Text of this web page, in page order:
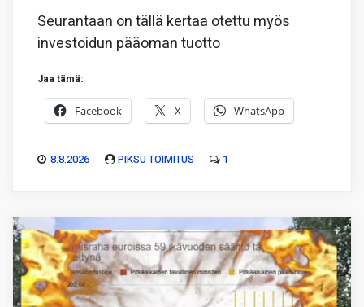
Seurantaan on tällä kertaa otettu myös
investoidun pääoman tuotto
Jaa tämä:
Facebook X WhatsApp
8.8.2026 PIKSU TOIMITUS 1